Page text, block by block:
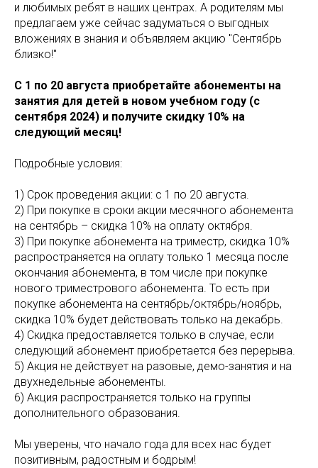
и любимых ребят в наших центрах. А родителям мы
предлагаем уже сейчас задуматься о выгодных
вложениях в знания и объявляем акцию "Сентябрь
близко!"
С 1 по 20 августа приобретайте абонементы на
занятия для детей в новом учебном году (с
сентября 2024) и получите скидку 10% на
следующий месяц!
Подробные условия:
1) Срок проведения акции: с 1 по 20 августа.
2) При покупке в сроки акции месячного абонемента
на сентябрь – скидка 10% на оплату октября.
3) При покупке абонемента на триместр, скидка 10%
распространяется на оплату только 1 месяца после
окончания абонемента, в том числе при покупке
нового триместрового абонемента. То есть при
покупке абонемента на сентябрь/октябрь/ноябрь,
скидка 10% будет действовать только на декабрь.
4) Скидка предоставляется только в случае, если
следующий абонемент приобретается без перерыва.
5) Акция не действует на разовые, демо-занятия и на
двухнедельные абонементы.
6) Акция распространяется только на группы
дополнительного образования.
Мы уверены, что начало года для всех нас будет
позитивным, радостным и бодрым!